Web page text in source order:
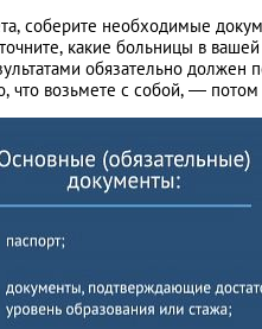
соберите необходимые
какие больницы в
обязательно должен
что возьмете с собой, —